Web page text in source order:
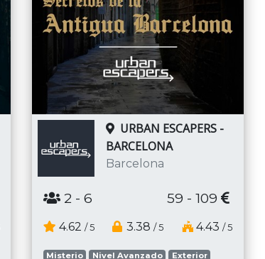
URBAN ESCAPERS -
BARCELONA
Barcelona
2 - 6 59 - 109
4.62 / 5 3.38/ 5 4.43 / 5
Misterio Nivel Avanzado
Exterior